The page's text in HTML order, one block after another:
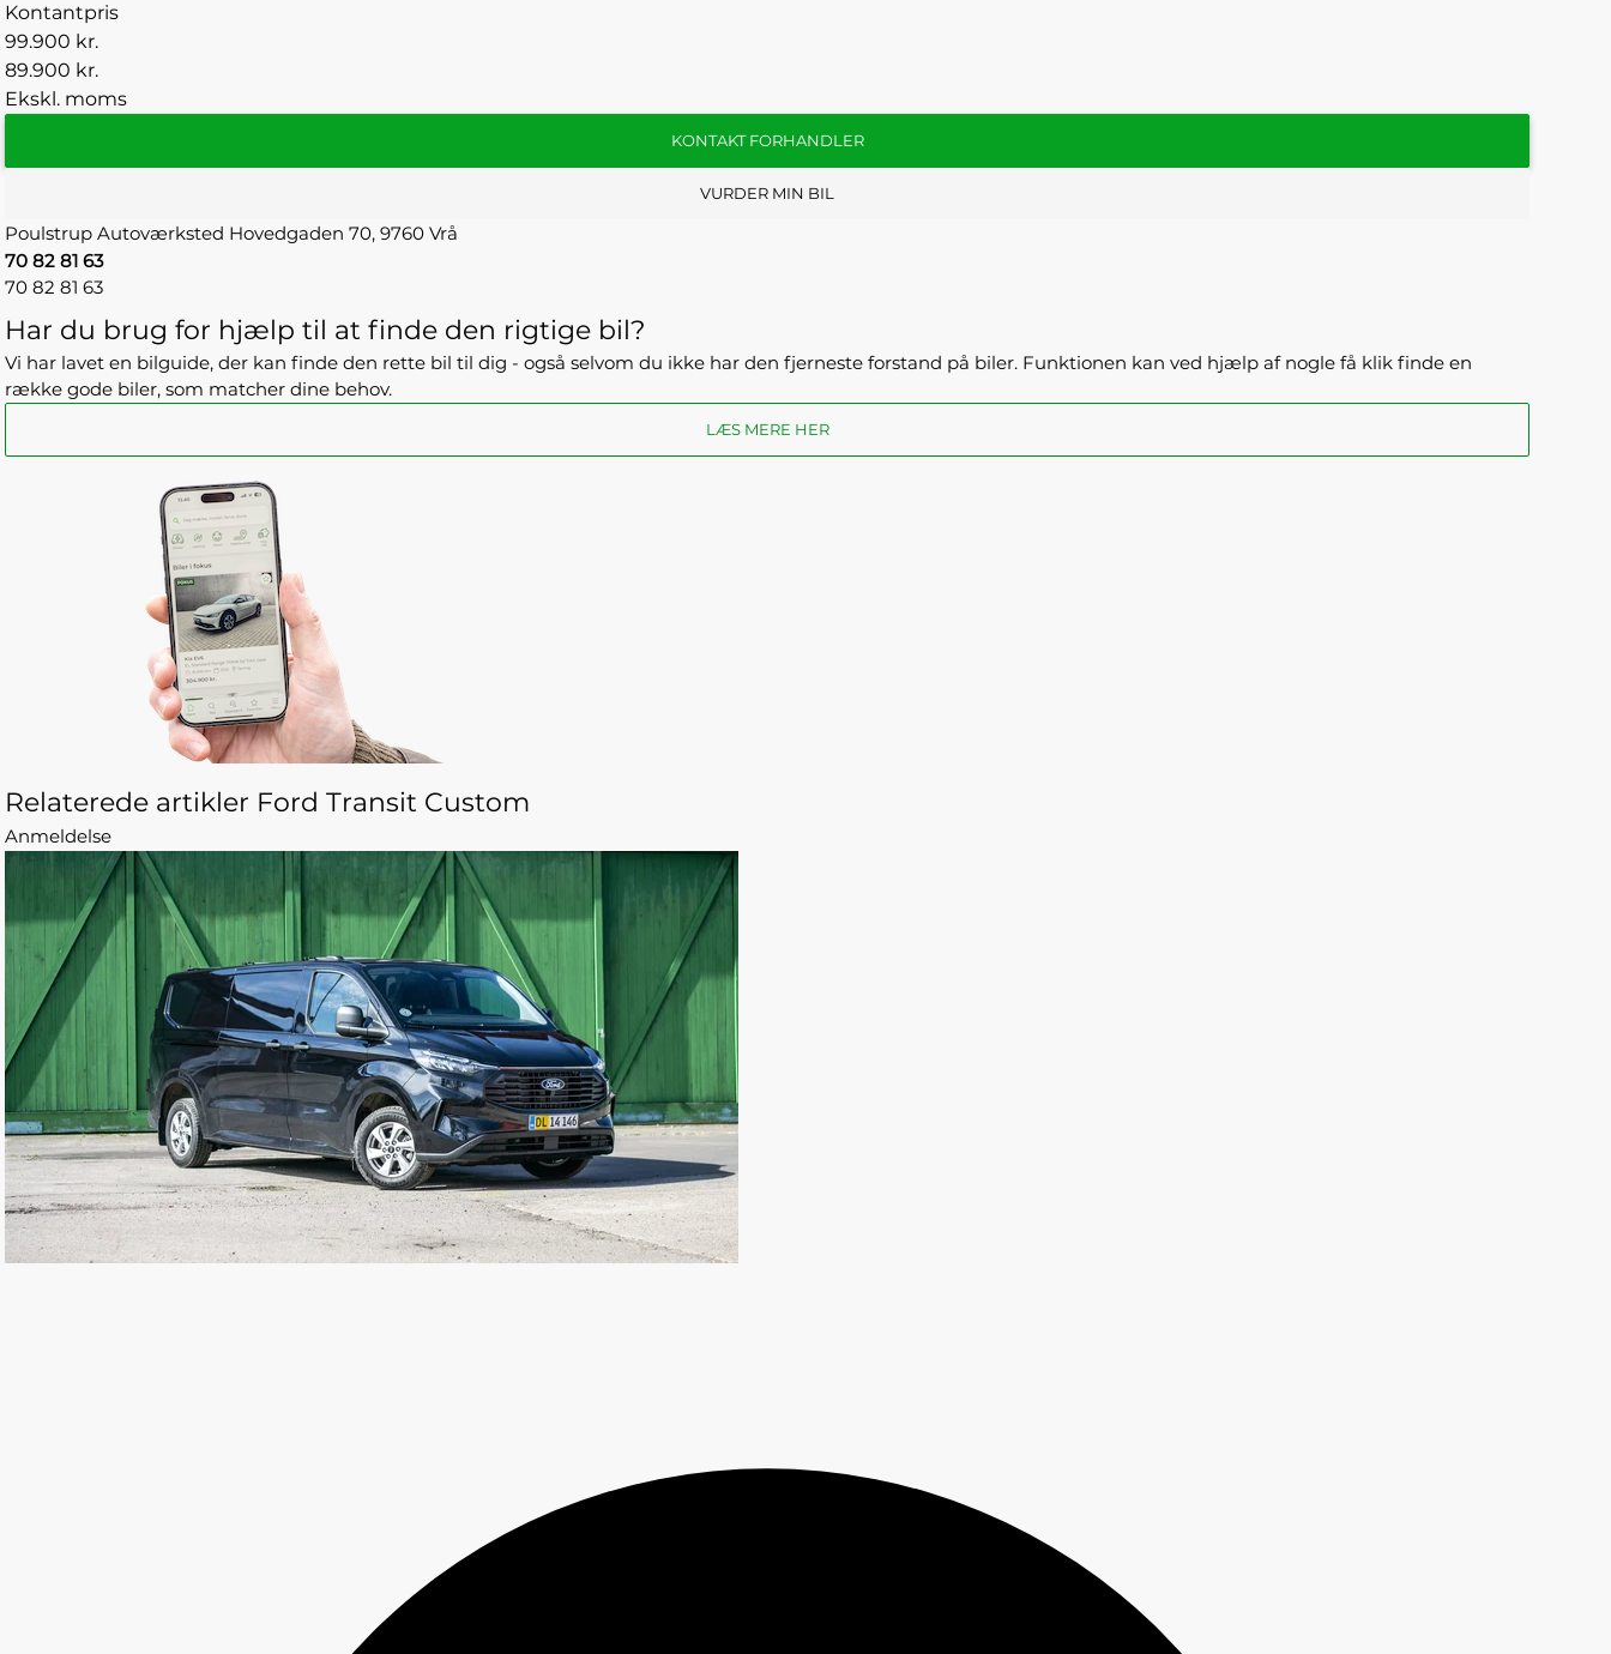
Kontantpris
99.900 kr.
89.900 kr.
Ekskl. moms
KONTAKT FORHANDLER
VURDER MIN BIL
Poulstrup Autoværksted Hovedgaden 70, 9760 Vrå
70 82 81 63
70 82 81 63
Har du brug for hjælp til at finde den rigtige bil?
Vi har lavet en bilguide, der kan finde den rette bil til dig - også selvom du ikke har den fjerneste forstand på biler. Funktionen kan ved hjælp af nogle få klik finde en
række gode biler, som matcher dine behov.
LÆS MERE HER
Relaterede artikler Ford Transit Custom
Anmeldelse